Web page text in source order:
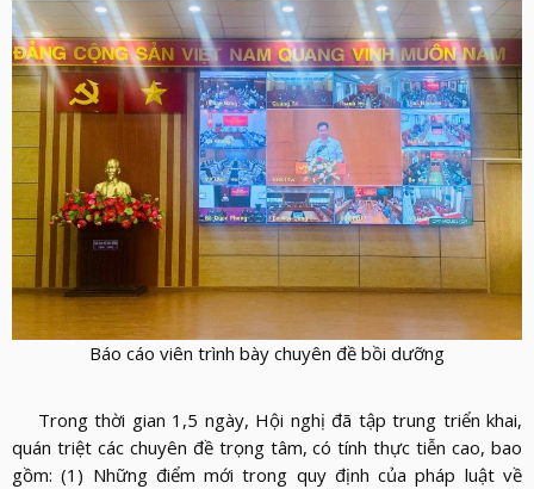
Báo cáo viên trình bày chuyên đề bồi dưỡng
Trong thời gian 1,5 ngày, Hội nghị đã tập trung triển khai,
quán triệt các chuyên đề trọng tâm, có tính thực tiễn cao, bao
gồm: (1) Những điểm mới trong quy định của pháp luật về